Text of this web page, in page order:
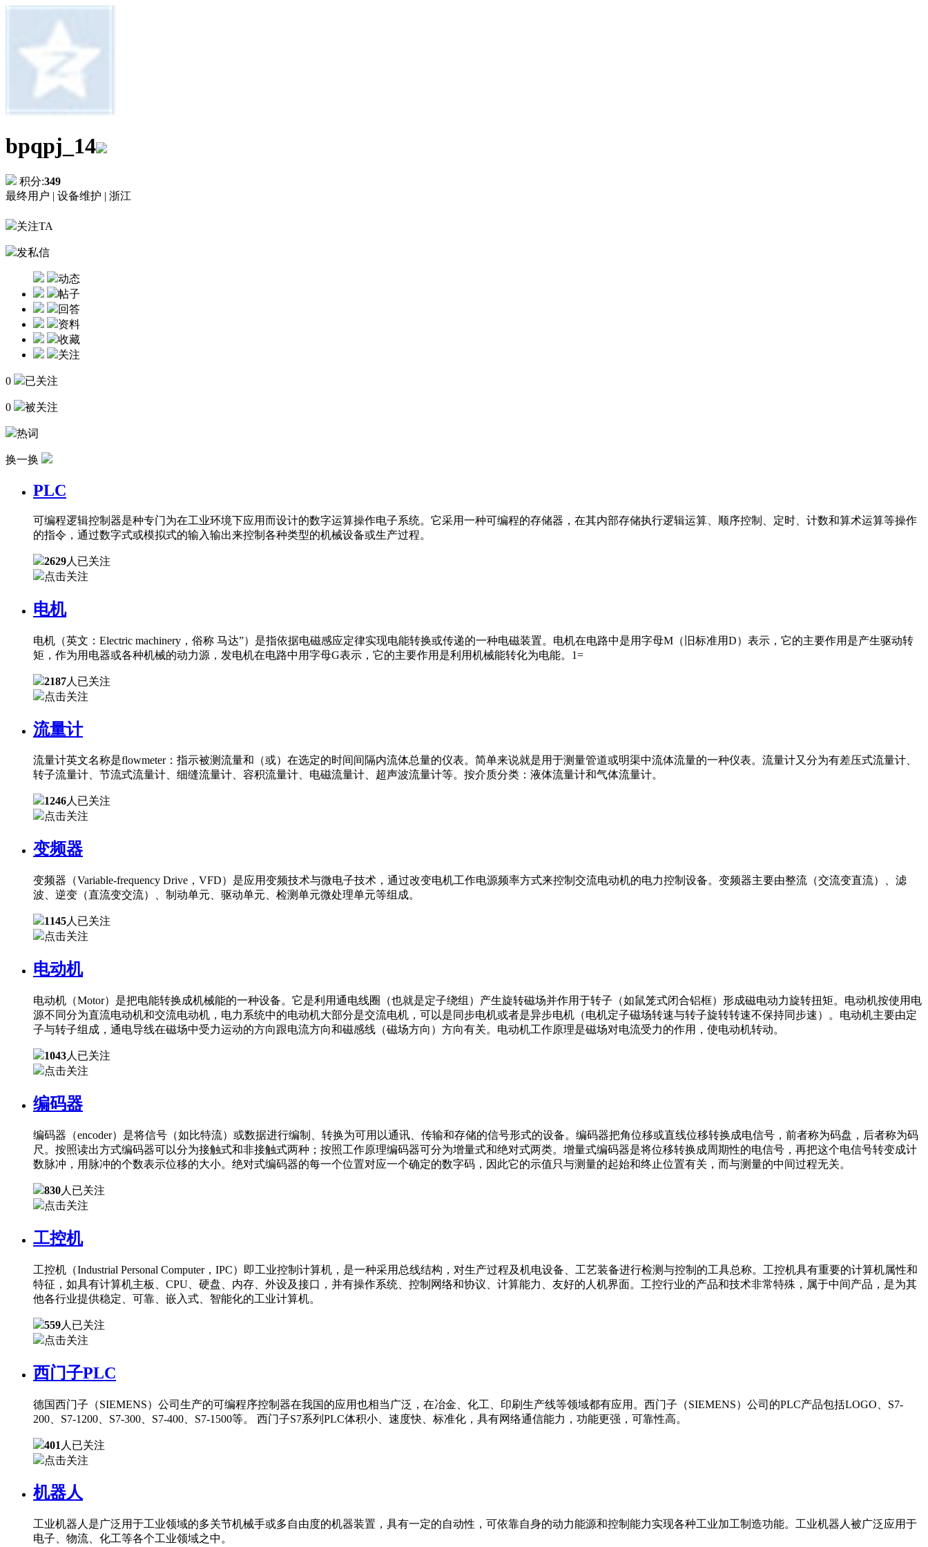
bpqpj_14
积分:349
最终用户 | 设备维护 | 浙江
关注TA
发私信
动态
帖子
回答
资料
收藏
关注
0 已关注
0 被关注
热词
换一换
PLC
可编程逻辑控制器是种专门为在工业环境下应用而设计的数字运算操作电子系统。它采用一种可编程的存储器，在其内部存储执行逻辑运算、顺序控制、定时、计数和算术运算等操作
的指令，通过数字式或模拟式的输入输出来控制各种类型的机械设备或生产过程。
2629人已关注
点击关注
电机
电机（英文：Electric machinery，俗称 马达”）是指依据电磁感应定律实现电能转换或传递的一种电磁装置。电机在电路中是用字母M（旧标准用D）表示，它的主要作用是产生驱动转
矩，作为用电器或各种机械的动力源，发电机在电路中用字母G表示，它的主要作用是利用机械能转化为电能。1=
2187人已关注
点击关注
流量计
流量计英文名称是flowmeter：指示被测流量和（或）在选定的时间间隔内流体总量的仪表。简单来说就是用于测量管道或明渠中流体流量的一种仪表。流量计又分为有差压式流量计、
转子流量计、节流式流量计、细缝流量计、容积流量计、电磁流量计、超声波流量计等。按介质分类：液体流量计和气体流量计。
1246人已关注
点击关注
变频器
变频器（Variable-frequency Drive，VFD）是应用变频技术与微电子技术，通过改变电机工作电源频率方式来控制交流电动机的电力控制设备。变频器主要由整流（交流变直流）、滤
波、逆变（直流变交流）、制动单元、驱动单元、检测单元微处理单元等组成。
1145人已关注
点击关注
电动机
电动机（Motor）是把电能转换成机械能的一种设备。它是利用通电线圈（也就是定子绕组）产生旋转磁场并作用于转子（如鼠笼式闭合铝框）形成磁电动力旋转扭矩。电动机按使用电
源不同分为直流电动机和交流电动机，电力系统中的电动机大部分是交流电机，可以是同步电机或者是异步电机（电机定子磁场转速与转子旋转转速不保持同步速）。电动机主要由定
子与转子组成，通电导线在磁场中受力运动的方向跟电流方向和磁感线（磁场方向）方向有关。电动机工作原理是磁场对电流受力的作用，使电动机转动。
1043人已关注
点击关注
编码器
编码器（encoder）是将信号（如比特流）或数据进行编制、转换为可用以通讯、传输和存储的信号形式的设备。编码器把角位移或直线位移转换成电信号，前者称为码盘，后者称为码
尺。按照读出方式编码器可以分为接触式和非接触式两种；按照工作原理编码器可分为增量式和绝对式两类。增量式编码器是将位移转换成周期性的电信号，再把这个电信号转变成计
数脉冲，用脉冲的个数表示位移的大小。绝对式编码器的每一个位置对应一个确定的数字码，因此它的示值只与测量的起始和终止位置有关，而与测量的中间过程无关。
830人已关注
点击关注
工控机
工控机（Industrial Personal Computer，IPC）即工业控制计算机，是一种采用总线结构，对生产过程及机电设备、工艺装备进行检测与控制的工具总称。工控机具有重要的计算机属性和
特征，如具有计算机主板、CPU、硬盘、内存、外设及接口，并有操作系统、控制网络和协议、计算能力、友好的人机界面。工控行业的产品和技术非常特殊，属于中间产品，是为其
他各行业提供稳定、可靠、嵌入式、智能化的工业计算机。
559人已关注
点击关注
西门子PLC
德国西门子（SIEMENS）公司生产的可编程序控制器在我国的应用也相当广泛，在冶金、化工、印刷生产线等领域都有应用。西门子（SIEMENS）公司的PLC产品包括LOGO、S7-
200、S7-1200、S7-300、S7-400、S7-1500等。 西门子S7系列PLC体积小、速度快、标准化，具有网络通信能力，功能更强，可靠性高。
401 人已关注
点击关注
机器人
工业机器人是广泛用于工业领域的多关节机械手或多自由度的机器装置，具有一定的自动性，可依靠自身的动力能源和控制能力实现各种工业加工制造功能。工业机器人被广泛应用于
电子、物流、化工等各个工业领域之中。